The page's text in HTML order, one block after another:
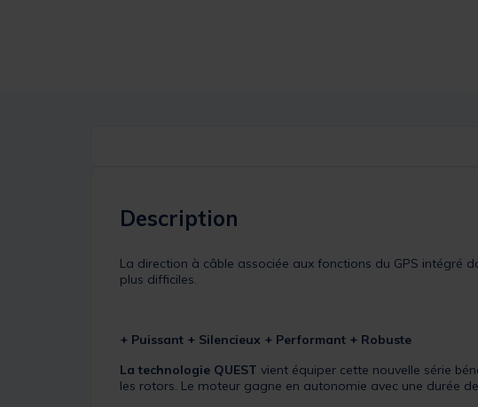
Description
La direction à câble associée aux fonctions du GPS intégré
plus difficiles.
+ Puissant + Silencieux + Performant + Robuste
La technologie QUEST vient équiper cette nouvelle série
les rotors. Le moteur gagne en autonomie avec une durée